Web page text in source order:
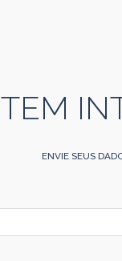
TEM
ENVIE SEUS